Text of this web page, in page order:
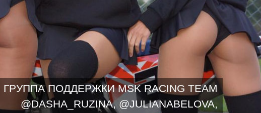
ГРУППА ПОДДЕРЖКИ MSK RACING TEAM
@DASHA_RUZINA, @JULIANABELOVA,